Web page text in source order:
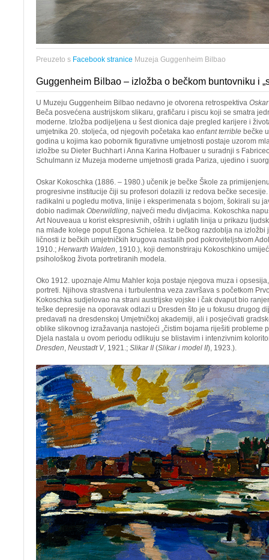
Preuzeto s Facebook stranice Muzeja Guggenheim Bilbao
Guggenheim Bilbao – izložba o bečkom buntovniku i
U Muzeju Guggenheim Bilbao nedavno je otvorena retrospektiva
Beča posvećena austrijskom slikaru, grafičaru i piscu koji se smatra
moderne. Izložba podijeljena u šest dionica daje pregled karijere i
umjetnika 20. stoljeća, od njegovih početaka kao enfant terrible bečke
godina u kojima kao pobornik figurativne umjetnosti postaje uzorom
izložbe su Dieter Buchhart i Anna Karina Hofbauer u suradnji s
Schulmann iz Muzeja moderne umjetnosti grada Pariza, ujedino i
Oskar Kokoschka (1886. – 1980.) učenik je bečke Škole za
progresivne institucije čiji su profesori dolazili iz redova bečke
radikalni u pogledu motiva, linije i eksperimenata s bojom, šokirali su
dobio nadimak Oberwildling, najveći među divljacima. Kokoschka
Art Nouveaua u korist ekspresivnih, oštrih i uglatih linija u prikazu
na mlađe kolege poput Egona Schielea. Iz bečkog razdoblja na izložbi
ličnosti iz bečkih umjetničkih krugova nastalih pod pokroviteljstvom
1910.; Herwarth Walden, 1910.), koji demonstriraju Kokoschkino
psihološkog života portretiranih modela.
Oko 1912. upoznaje Almu Mahler koja postaje njegova muza i
portreti. Njihova strastvena i turbulentna veza završava s početkom
Kokoschka sudjelovao na strani austrijske vojske i čak dvaput bio
teške depresije na oporavak odlazi u Dresden što je u fokusu drugog
predavati na dresdenskoj Umjetničkoj akademiji, ali i posjećivati
oblike slikovnog izražavanja nastojeći „čistim bojama riješiti probleme
Djela nastala u ovom periodu odlikuju se blistavim i intenzivnim
Dresden, Neustadt V, 1921.; Slikar II (Slikar i model II), 1923.).